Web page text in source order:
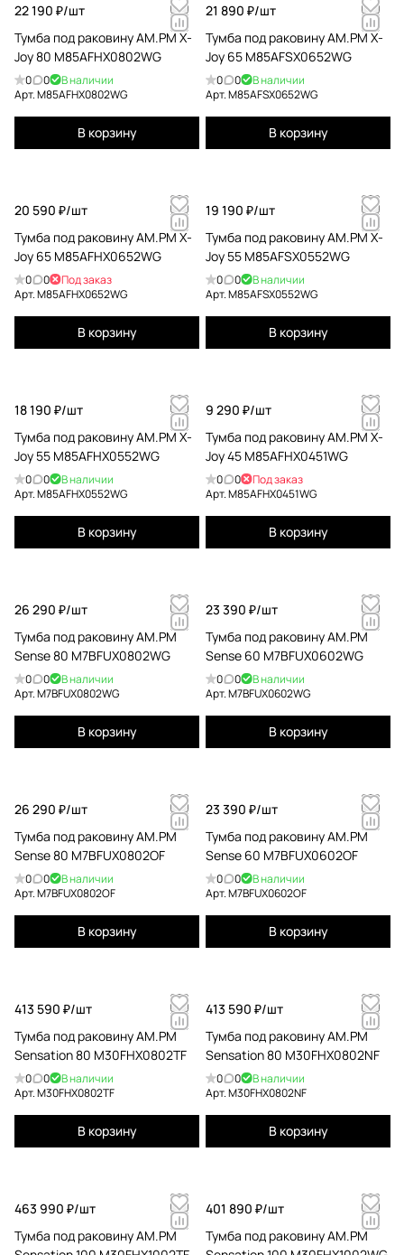
22 190 ₽/шт
Тумба под раковину AM.PM X-
Joy 80 M85AFHX0802WG
0 0
В наличии
Арт.M85AFHX0802WG
В корзину
21 890 ₽/шт
Тумба под раковину AM.PM X-
Joy 65 M85AFSX0652WG
0 0
В наличии
Арт.M85AFSX0652WG
В корзину
20 590 ₽/шт
Тумба под раковину AM.PM X-
Joy 65 M85AFHX0652WG
0 0
Под заказ
Арт.M85AFHX0652WG
В корзину
19 190 ₽/шт
Тумба под раковину AM.PM X-
Joy 55 M85AFSX0552WG
0 0
В наличии
Арт.M85AFSX0552WG
В корзину
18 190 ₽/шт
Тумба под раковину AM.PM X-
Joy 55 M85AFHX0552WG
0 0
В наличии
Арт.M85AFHX0552WG
В корзину
9 290 ₽/шт
Тумба под раковину AM.PM X-
Joy 45 M85AFHX0451WG
0 0
Под заказ
Арт.M85AFHX0451WG
В корзину
26 290 ₽/шт
Тумба под раковину AM.PM
Sense 80 M7BFUX0802WG
0 0
В наличии
Арт.M7BFUX0802WG
В корзину
23 390 ₽/шт
Тумба под раковину AM.PM
Sense 60 M7BFUX0602WG
0 0
В наличии
Арт.M7BFUX0602WG
В корзину
26 290 ₽/шт
Тумба под раковину AM.PM
Sense 80 M7BFUX0802OF
0 0
В наличии
Арт.M7BFUX0802OF
В корзину
23 390 ₽/шт
Тумба под раковину AM.PM
Sense 60 M7BFUX0602OF
0 0
В наличии
Арт.M7BFUX0602OF
В корзину
413 590 ₽/шт
Тумба под раковину AM.PM
Sensation 80 M30FHX0802TF
0 0
В наличии
Арт.M30FHX0802TF
В корзину
413 590 ₽/шт
Тумба под раковину AM.PM
Sensation 80 M30FHX0802NF
0 0
В наличии
Арт.M30FHX0802NF
В корзину
463 990 ₽/шт
Тумба под раковину AM.PM
401 890 ₽/шт
Тумба под раковину AM.PM